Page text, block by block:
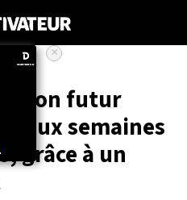
son futur
deux semaines
grâce à un
×